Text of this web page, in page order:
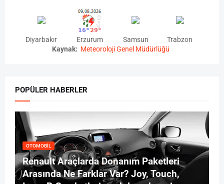
Diyarbakır Erzurum Samsun
Trabzon
Kaynak: Meteoroloji Genel Müdürlüğü
POPÜLER HABERLER
OTOMOBIL
Renault Araçlarda Donanım Paketleri
Arasında Ne Farklar Var? Joy, Touch,